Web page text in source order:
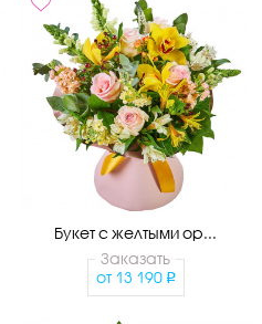
Букет с желтыми ор...
Заказать
от 13 190